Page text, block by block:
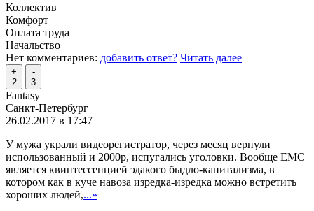
Коллектив
Комфорт
Оплата труда
Начальство
Нет комментариев: добавить ответ? Читать далее
+
2
-
3
Fantasy
Санкт-Петербург
26.02.2017 в 17:47
У мужа украли видеорегистратор, через месяц вернули
использованный и 2000р, испугались уголовки. Вообще ЕМС
является квинтессенцией эдакого быдло-капитализма, в
котором как в куче навоза изредка-изредка можно встретить
хороших людей,...»